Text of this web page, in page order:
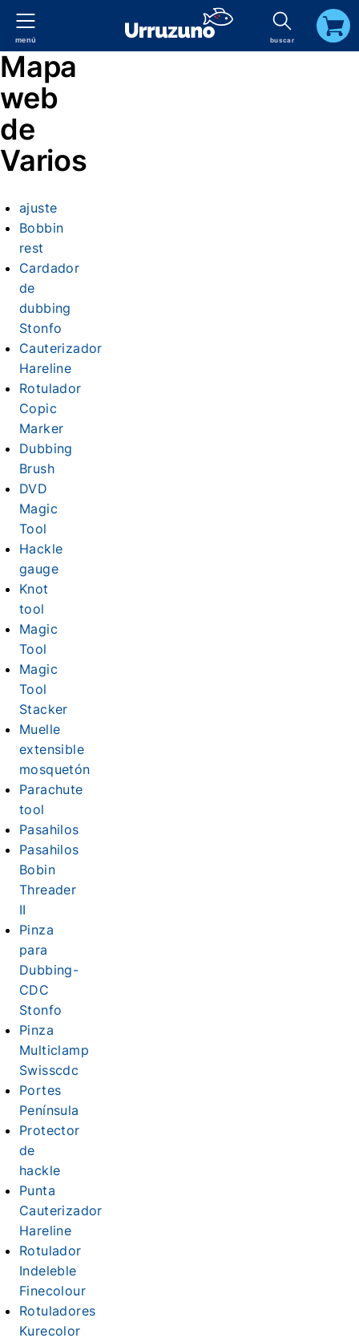
menú buscar
Mapa
web
de
Varios
ajuste
Bobbin
rest
Cardador
de
dubbing
Stonfo
Cauterizador
Hareline
Rotulador
Copic
Marker
Dubbing
Brush
DVD
Magic
Tool
Hackle
gauge
Knot
tool
Magic
Tool
Magic
Tool
Stacker
Muelle
extensible
mosquetón
Parachute
tool
Pasahilos
Pasahilos
Bobin
Threader
II
Pinza
para
Dubbing-
CDC
Stonfo
Pinza
Multiclamp
Swisscdc
Portes
Península
Protector
de
hackle
Punta
Cauterizador
Hareline
Rotulador
Indeleble
Finecolour
Rotuladores
Kurecolor